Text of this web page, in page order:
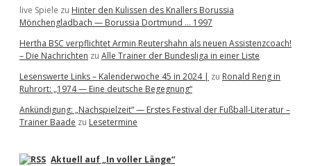
live Spiele zu Hinter den Kulissen des Knallers Borussia
Mönchengladbach — Borussia Dortmund … 1997
Hertha BSC verpflichtet Armin Reutershahn als neuen Assistenzcoach!
– Die Nachrichten zu Alle Trainer der Bundesliga in einer Liste
Lesenswerte Links – Kalenderwoche 45 in 2024 | zu Ronald Reng in
Ruhrort: „1974 — Eine deutsche Begegnung“
Ankündigung: „Nachspielzeit“ — Erstes Festival der Fußball-Literatur –
Trainer Baade zu Lesetermine
Aktuell auf „In voller Länge“